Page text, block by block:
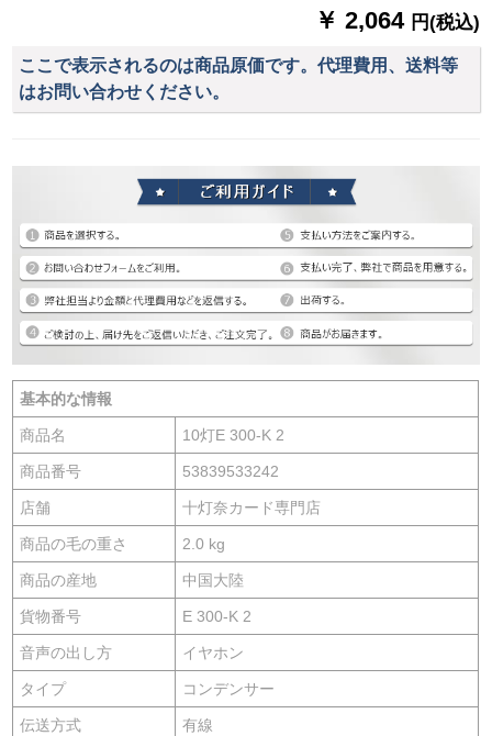
￥ 2,064 円(税込)
ここで表示されるのは商品原価です。代理費用、送料等
はお問い合わせください。
基本的な情報
商品名 10灯E 300-K 2
商品番号 53839533242
店舗 十灯奈カード専門店
商品の毛の重さ 2.0 kg
商品の産地 中国大陸
貨物番号 E 300-K 2
音声の出し方 イヤホン
タイプ コンデンサー
伝送方式 有線